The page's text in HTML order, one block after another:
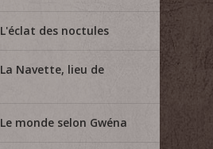
L'éclat des noctules
La Navette, lieu de
Le monde selon Gwéna